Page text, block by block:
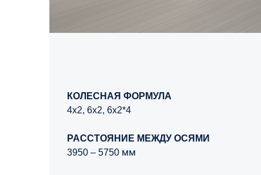
КОЛЕСНАЯ ФОРМУЛА
4x2, 6x2, 6x2*4
РАССТОЯНИЕ МЕЖДУ ОСЯМИ
3950 – 5750 мм